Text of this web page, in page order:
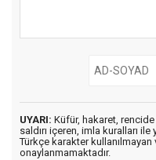
UYARI: Küfür, hakaret,
saldırı içeren, imla kuralları ile
Türkçe karakter
onaylanmamaktadır.